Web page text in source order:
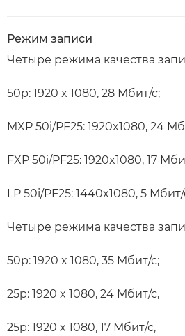
Режим записи
Четыре режима качества
50p: 1920 x 1080, 28 Мбит/с;
MXP 50i/PF25: 1920x1080, 24
FXP 50i/PF25: 1920x1080, 17
LP 50i/PF25: 1440x1080, 5 Мбит/
Четыре режима качества
50p: 1920 x 1080, 35 Мбит/с;
25p: 1920 x 1080, 24 Мбит/с,
25p: 1920 x 1080, 17 Мбит/с,